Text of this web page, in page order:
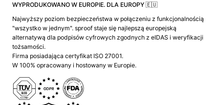
WYPRODUKOWANO W EUROPIE. DLA EUROPY 🇪🇺
Najwyższy poziom bezpieczeństwa w połączeniu z funkcjonalnością
"wszystko w jednym". sproof staje się najlepszą europejską
alternatywą dla podpisów cyfrowych zgodnych z eIDAS i weryfikacji
tożsamości.
Firma posiadająca certyfikat ISO 27001.
W 100% opracowany i hostowany w Europie.